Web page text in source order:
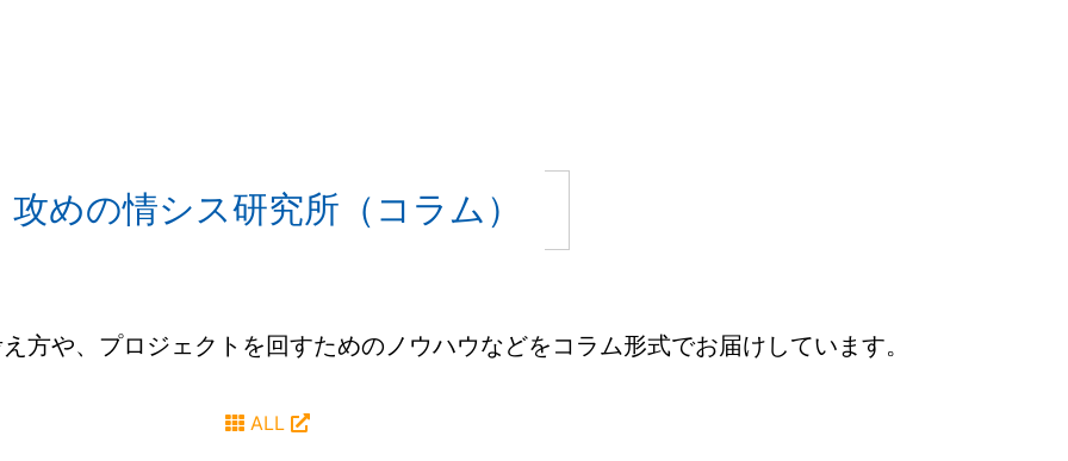
攻めの情シス研究所（コラム）
方や、プロジェクトを回すためのノウハウなどをコラム形式でお届けしています。
ALL